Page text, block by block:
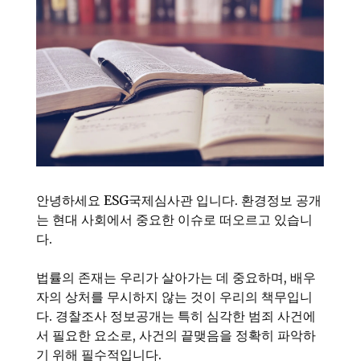
안녕하세요 ESG국제심사관 입니다. 환경정보 공개
는 현대 사회에서 중요한 이슈로 떠오르고 있습니
다.
법률의 존재는 우리가 살아가는 데 중요하며, 배우
자의 상처를 무시하지 않는 것이 우리의 책무입니
다. 경찰조사 정보공개는 특히 심각한 범죄 사건에
서 필요한 요소로, 사건의 끝맺음을 정확히 파악하
기 위해 필수적입니다.